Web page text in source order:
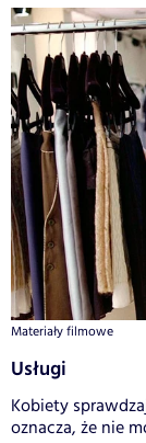
Materiały filmowe
Usługi
Kobiety
oznacza, że nie